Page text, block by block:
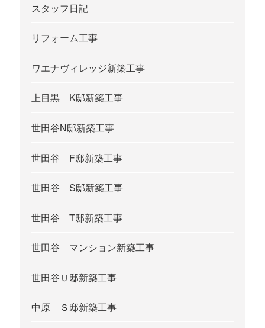
スタッフ日記
リフォーム工事
ワエナヴィレッジ新築工事
上目黒 K邸新築工事
世田谷N邸新築工事
世田谷 F邸新築工事
世田谷 S邸新築工事
世田谷 T邸新築工事
世田谷 マンション新築工事
世田谷Ｕ邸新築工事
中原 Ｓ邸新築工事